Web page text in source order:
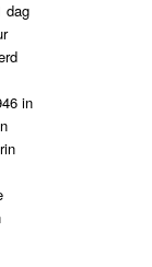
dag
in